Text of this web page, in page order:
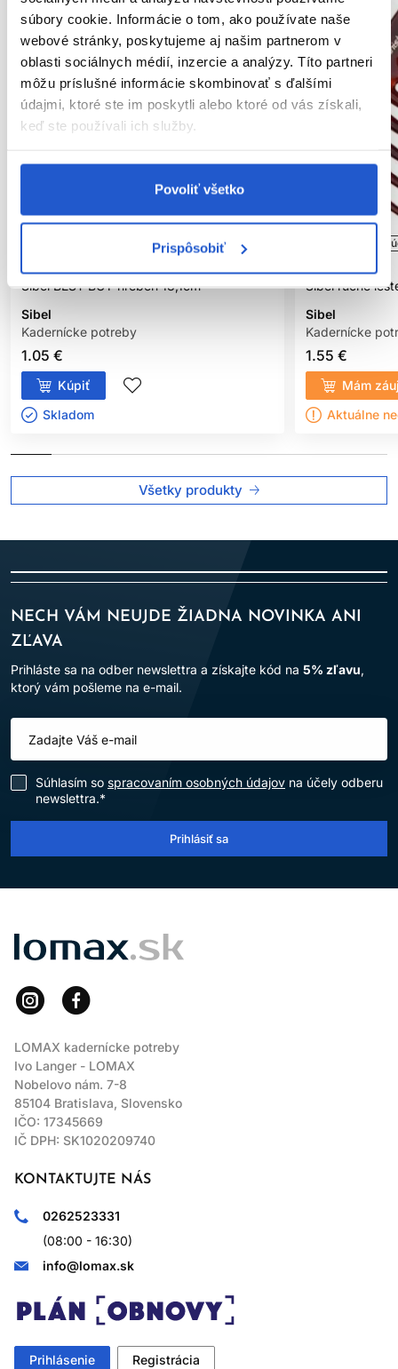
súbory cookie. Informácie o tom, ako používate naše
webové stránky, poskytujeme aj našim partnerom v
oblasti sociálnych médií, inzercie a analýzy. Títo partneri
môžu príslušné informácie skombinovať s ďalšími
údajmi, ktoré ste im poskytli alebo ktoré od vás získali,
keď ste používali ich služby.
Povoliť všetko
Prispôsobiť
Sibel BEST BUY hrebeň 18,1cm
Sibel
Kadernícke potreby
1.05 €
Kúpiť
Skladom ㅤ
Oficiálna
Sibel ručne
Sibel
Kadernícke
1.55 €
Mám
Aktuálne
Všetky produkty
NECH VÁM NEUJDE ŽIADNA NOVINKA ANI
ZĽAVA
Prihláste sa na odber newslettra a získajte kód na 5% zľavu,
ktorý vám pošleme na e-mail.
Súhlasím so spracovaním osobných údajov na účely odberu
newslettra.*
Prihlásiť sa
LOMAX
LOMAX kadernícke potreby
Ivo Langer - LOMAX
Nobelovo nám. 7-8
85104 Bratislava, Slovensko
IČO: 17345669
IČ DPH: SK1020209740
KONTAKTUJTE NÁS
0262523331
(08:00 - 16:30)
info@lomax.sk
Prihlásenie Registrácia